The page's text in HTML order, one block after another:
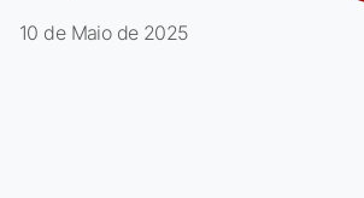
10 de Maio de 2025